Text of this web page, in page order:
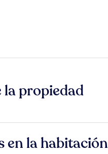
la propiedad
en la habitación